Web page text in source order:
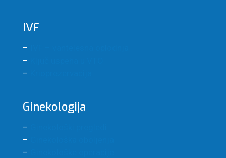
IVF
–
–
–
Ginekologija
–
–
–